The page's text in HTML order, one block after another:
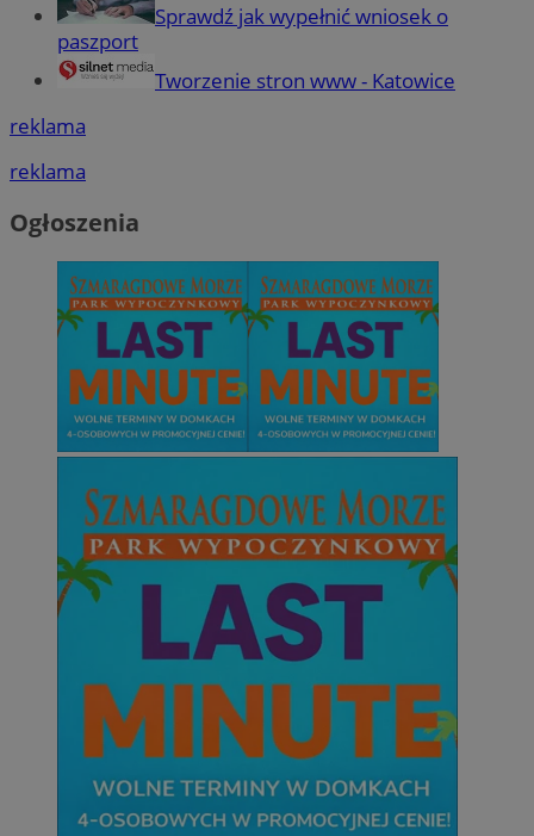
Sprawdź jak wypełnić wniosek o
paszport
Tworzenie stron www - Katowice
reklama
reklama
Ogłoszenia